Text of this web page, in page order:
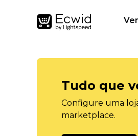
Tudo que
Configure uma
marketplace.